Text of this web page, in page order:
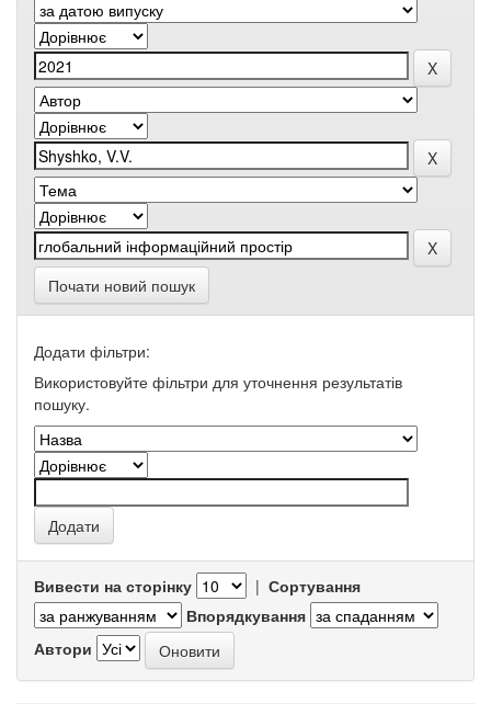
Почати новий пошук
Додати фільтри:
Використовуйте фільтри для уточнення результатів
пошуку.
Вивести на сторінку | Сортування
Впорядкування
Автори